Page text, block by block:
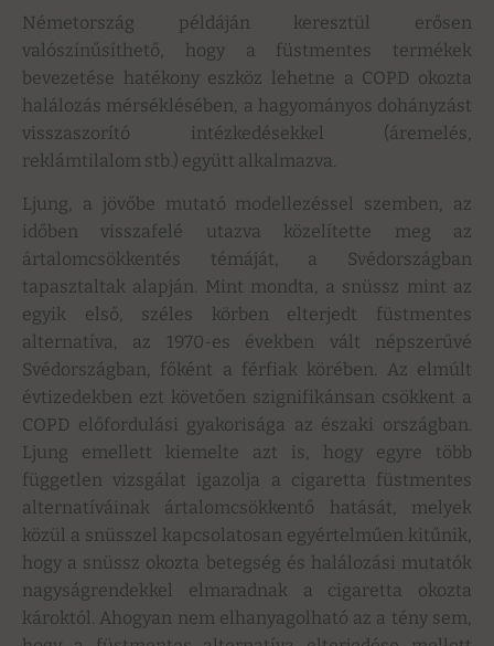
Németország példáján keresztül erősen
valószínűsíthető, hogy a füstmentes termékek
bevezetése hatékony eszköz lehetne a COPD okozta
halálozás mérséklésében, a hagyományos dohányzást
visszaszorító intézkedésekkel (áremelés,
reklámtilalom stb.) együtt alkalmazva.
Ljung, a jövőbe mutató modellezéssel szemben, az
időben visszafelé utazva közelítette meg az
ártalomcsökkentés témáját, a Svédországban
tapasztaltak alapján. Mint mondta, a snüssz mint az
egyik első, széles körben elterjedt füstmentes
alternatíva, az 1970-es években vált népszerűvé
Svédországban, főként a férfiak körében. Az elmúlt
évtizedekben ezt követően szignifikánsan csökkent a
COPD előfordulási gyakorisága az északi országban.
Ljung emellett kiemelte azt is, hogy egyre több
független vizsgálat igazolja a cigaretta füstmentes
alternatíváinak ártalomcsökkentő hatását, melyek
közül a snüsszel kapcsolatosan egyértelműen kitűnik,
hogy a snüssz okozta betegség és halálozási mutatók
nagyságrendekkel elmaradnak a cigaretta okozta
károktól. Ahogyan nem elhanyagolható az a tény sem,